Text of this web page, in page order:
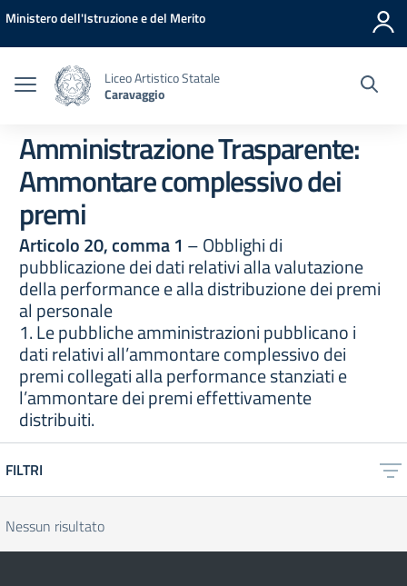
Vai ai contenuti
Vai al menu di navigazione
Vai al footer
Ministero dell'Istruzione e del Merito
Liceo Artistico Statale
Caravaggio
Amministrazione Trasparente:
Ammontare complessivo dei
premi
Articolo 20, comma 1 – Obblighi di
pubblicazione dei dati relativi alla valutazione
della performance e alla distribuzione dei premi
al personale
1. Le pubbliche amministrazioni pubblicano i
dati relativi all’ammontare complessivo dei
premi collegati alla performance stanziati e
l’ammontare dei premi effettivamente
distribuiti.
FILTRI
Nessun risultato